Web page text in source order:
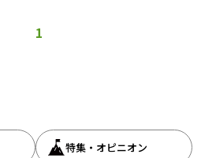
1
特集・オピニオン